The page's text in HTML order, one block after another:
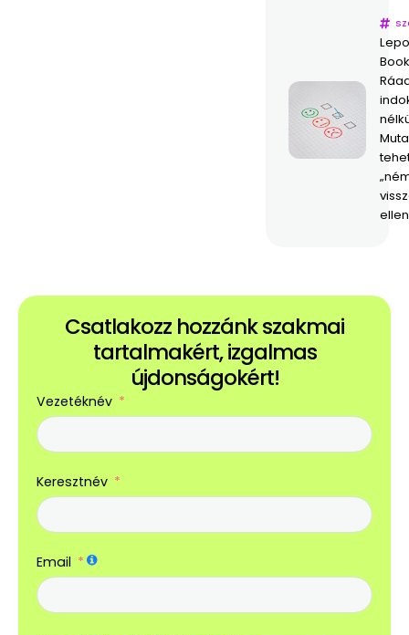
Csatlakozz hozzánk szakmai
tartalmakért, izgalmas
újdonságokért!
Vezetéknév
Keresztnév
Email